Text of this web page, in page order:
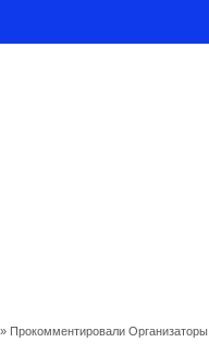
Прокомментировали Организаторы